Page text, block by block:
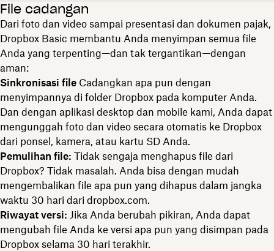
File cadangan
Dari foto dan video sampai presentasi dan dokumen pajak,
Dropbox Basic membantu Anda menyimpan semua file
Anda yang terpenting—dan tak tergantikan—dengan
aman:
Sinkronisasi file Cadangkan apa pun dengan
menyimpannya di folder Dropbox pada komputer Anda.
Dan dengan aplikasi desktop dan mobile kami, Anda dapat
mengunggah foto dan video secara otomatis ke Dropbox
dari ponsel, kamera, atau kartu SD Anda.
Pemulihan file: Tidak sengaja menghapus file dari
Dropbox? Tidak masalah. Anda bisa dengan mudah
mengembalikan file apa pun yang dihapus dalam jangka
waktu 30 hari dari dropbox.com.
Riwayat versi: Jika Anda berubah pikiran, Anda dapat
mengubah file Anda ke versi apa pun yang disimpan pada
Dropbox selama 30 hari terakhir.